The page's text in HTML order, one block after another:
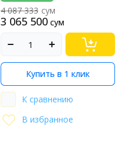
4 087 333 сум
3 065 500 сум
Купить в 1 клик
К сравнению
В избранное